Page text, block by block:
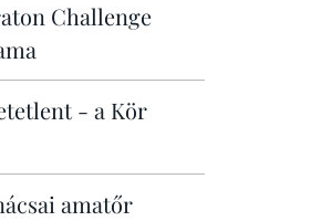
Challenge
- a Kör
amatőr